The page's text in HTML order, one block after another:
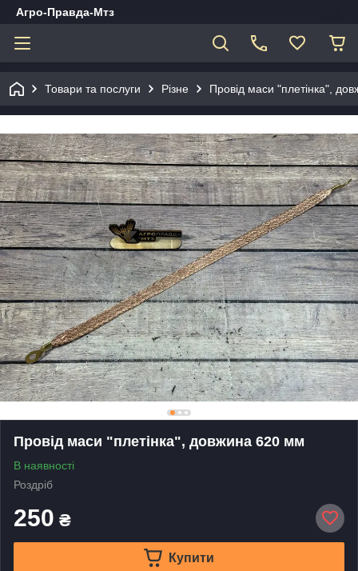
Агро-Правда-Мтз
Товари та послуги Різне Провід маси "плетінка",
Провід маси "плетінка", довжина 620 мм
В наявності
Роздріб
250 ₴
Купити